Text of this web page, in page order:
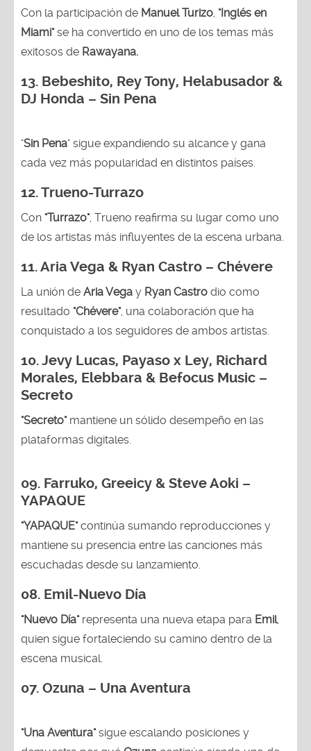
Con la participación de Manuel Turizo, "Inglés en
Miami"se ha convertido en uno de los temas más
exitosos de Rawayana.
13. Bebeshito, Rey Tony, Helabusador &
DJ Honda – Sin Pena
"Sin Pena" sigue expandiendo su alcance y gana
cada vez más popularidad en distintos países.
12.Trueno-Turrazo
Con "Turrazo", Trueno reafirma su lugar como uno
de los artistas más influyentes de la escena urbana.
11. Aria Vega & Ryan Castro – Chévere
La unión de Aria Vega y Ryan Castro dio como
resultado "Chévere", una colaboración que ha
conquistado a los seguidores de ambos artistas.
10. Jevy Lucas, Payaso x Ley, Richard
Morales, Elebbara & Befocus Music –
Secreto
"Secreto"mantiene un sólido desempeño en las
plataformas digitales.
09. Farruko, Greeicy & Steve Aoki –
YAPAQUE
"YAPAQUE"continúa sumando reproducciones y
mantiene su presencia entre las canciones más
escuchadas desde su lanzamiento.
08. Emil-Nuevo Día
"Nuevo Día"representa una nueva etapa para Emil,
quien sigue fortaleciendo su camino dentro de la
escena musical.
07. Ozuna – Una Aventura
"Una Aventura"sigue escalando posiciones y